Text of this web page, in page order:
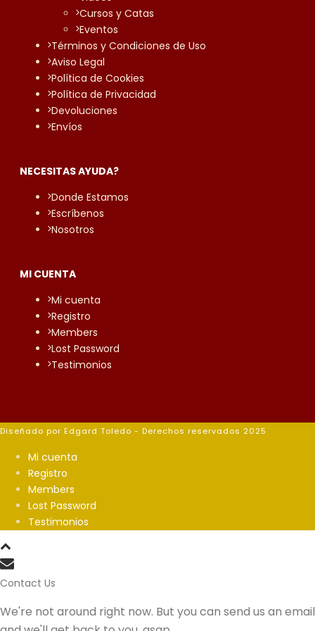
Cursos y Catas
Eventos
Términos y Condiciones de Uso
Aviso Legal
Política de Cookies
Política de Privacidad
Devoluciones
Envíos
NECESITAS AYUDA?
Donde Estamos
Escríbenos
Nosotros
MI CUENTA
Mi cuenta
Registro
Members
Lost Password
Testimonios
Diseñado por Edgard Toledo - Derechos reservados 2025
Mi cuenta
Registro
Members
Lost Password
Testimonios
Contact Us
We're not around right now. But you can send us an email